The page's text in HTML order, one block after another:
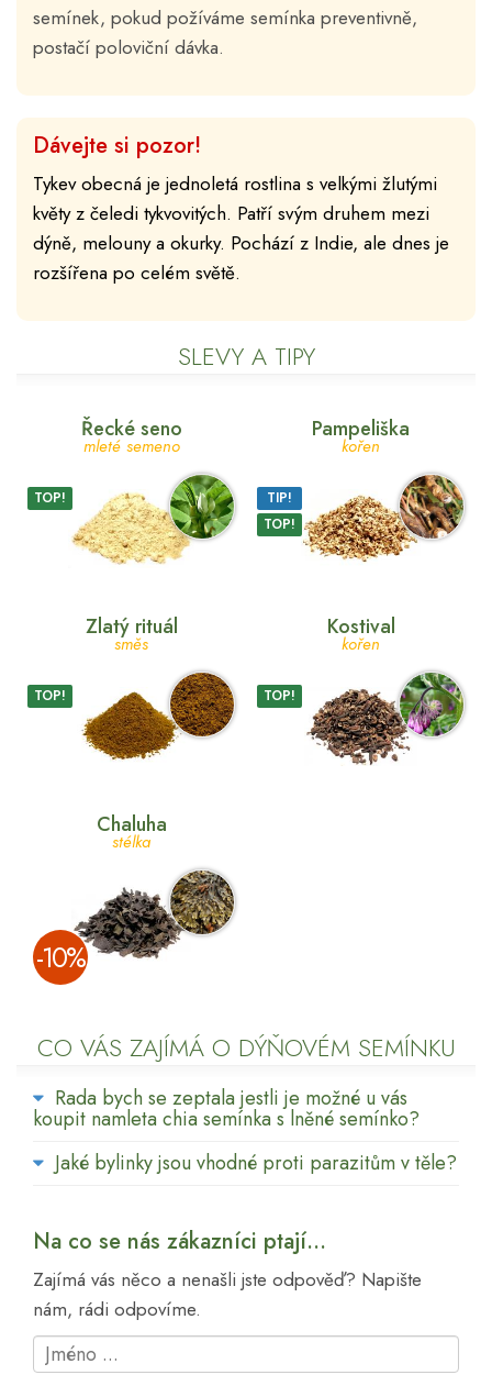
semínek, pokud požíváme semínka preventivně,
postačí poloviční dávka.
Dávejte si pozor!
Tykev obecná je jednoletá rostlina s velkými žlutými
květy z čeledi tykvovitých. Patří svým druhem mezi
dýně, melouny a okurky. Pochází z Indie, ale dnes je
rozšířena po celém světě.
SLEVY A TIPY
Řecké seno
mleté semeno
TOP!
Pampeliška
kořen
TIP!
TOP!
Zlatý rituál
směs
TOP!
Kostival
kořen
TOP!
Chaluha
stélka
­-10%
CO VÁS ZAJÍMÁ O DÝŇOVÉM SEMÍNKU
Rada bych se zeptala jestli je možné u vás
koupit namleta chia semínka s lněné semínko?
Jaké bylinky jsou vhodné proti parazitům v těle?
Na co se nás zákazníci ptají...
Zajímá vás něco a nenašli jste odpověď? Napište
nám, rádi odpovíme.